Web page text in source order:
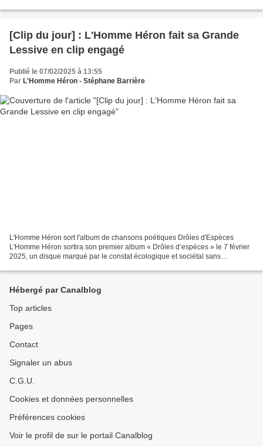
[Clip du jour] : L'Homme Héron fait sa Grande
Lessive en clip engagé
Publié le 07/02/2025 à 13:55
Par L'Homme Héron - Stéphane Barrière
L'Homme Héron sort l'album de chansons poétiques Drôles d'Espèces
L'Homme Héron sortira son premier album « Drôles d’espèces » le 7 février
2025, un disque marqué par le constat écologique et sociétal sans
Hébergé par Canalblog
Top articles
Pages
Contact
Signaler un abus
C.G.U.
Cookies et données personnelles
Préférences cookies
Voir le profil de sur le portail Canalblog